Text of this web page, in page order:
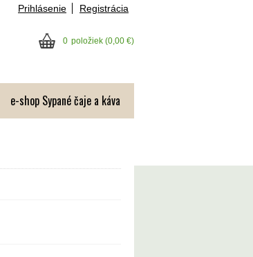
Prihlásenie Registrácia
0 položiek (0,00 €)
e-shop Sypané čaje a káva